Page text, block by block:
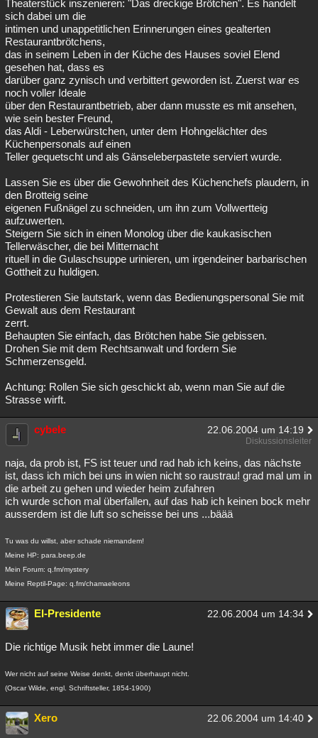
Theaterstück inszenieren: "Das dreckige Brötchen". Es handelt
sich dabei um die
intimen und unappetitlichen Erinnerungen eines gealterten
Restaurantbrötchens,
das in seinem Leben in der Küche des Hauses soviel Elend
gesehen hat, dass es
darüber ganz zynisch und verbittert geworden ist. Zuerst war es
noch voller Ideale
über den Restaurantbetrieb, aber dann musste es mit ansehen,
wie sein bester Freund,
das Aldi - Leberwürstchen, unter dem Hohngelächter des
Küchenpersonals auf einen
Teller gequetscht und als Gänseleberpastete serviert wurde.
Lassen Sie es über die Gewohnheit des Küchenchefs plaudern, in
den Brotteig seine
eigenen Fußnägel zu schneiden, um ihn zum Vollwertteig
aufzuwerten.
Steigern Sie sich in einen Monolog über die kaukasischen
Tellerwäscher, die bei Mitternacht
rituell in die Gulaschsuppe urinieren, um irgendeiner barbarischen
Gottheit zu huldigen.
Protestieren Sie lautstark, wenn das Bedienungspersonal Sie mit
Gewalt aus dem Restaurant
zerrt.
Behaupten Sie einfach, das Brötchen habe Sie gebissen.
Drohen Sie mit dem Rechtsanwalt und fordern Sie
Schmerzensgeld.
Achtung: Rollen Sie sich geschickt ab, wenn man Sie auf die
Strasse wirft.
cybele 22.06.2004 um 14:19
Diskussionsleiter
naja, da prob ist, FS ist teuer und rad hab ich keins, das nächste
ist, dass ich mich bei uns in wien nicht so raustrau! grad mal um in
die arbeit zu gehen und wieder heim zufahren
ich wurde schon mal überfallen, auf das hab ich keinen bock mehr
ausserdem ist die luft so scheisse bei uns ...bäää
Tu was du willst, aber schade niemandem!
Meine HP: para.beep.de
Mein Forum: q.fm/mystery
Meine Reptil-Page: q.fm/chamaeleons
El-Presidente 22.06.2004 um 14:34
Die richtige Musik hebt immer die Laune!
Wer nicht auf seine Weise denkt, denkt überhaupt nicht.
(Oscar Wilde, engl. Schriftsteller, 1854-1900)
Xero 22.06.2004 um 14:40